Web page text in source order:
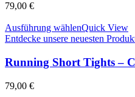
79,00 €
Ausführung wählenQuick View
Entdecke unsere neuesten
Running Short Tights –
79,00 €